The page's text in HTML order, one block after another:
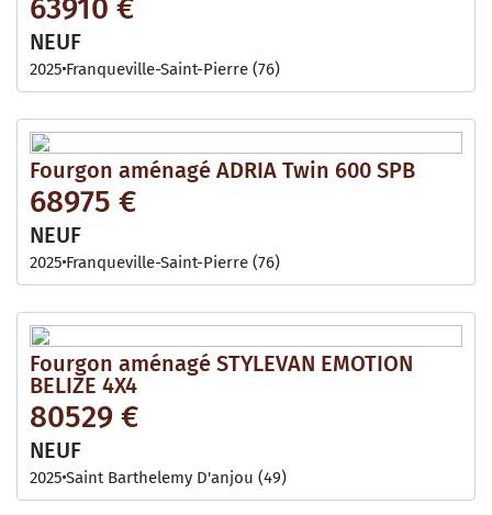
63910 €
NEUF
2025 Franqueville-Saint-Pierre (76)
Fourgon aménagé ADRIA Twin 600 SPB
68975 €
NEUF
2025 Franqueville-Saint-Pierre (76)
Fourgon aménagé STYLEVAN EMOTION
BELIZE 4X4
80529 €
NEUF
2025 Saint Barthelemy D'anjou (49)